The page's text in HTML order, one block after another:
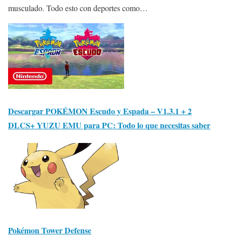
musculado. Todo esto con deportes como…
Descargar POKÉMON Escudo y Espada – V1.3.1 + 2
DLCS+ YUZU EMU para PC: Todo lo que necesitas saber
Pokémon Tower Defense